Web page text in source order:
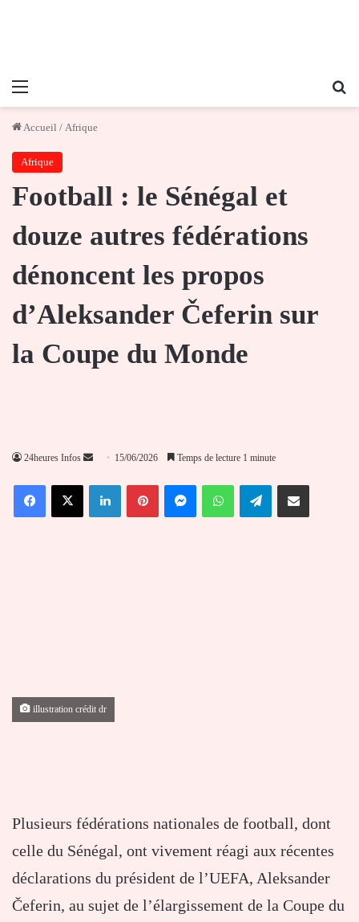
Menu
Accueil / Afrique
Afrique
Football : le Sénégal et
douze autres fédérations
dénoncent les propos
d’Aleksander Čeferin sur
la Coupe du Monde
24heures Infos
Envoyer
courriel
15/06/2026 Temps de lecture 1 minute
FacebookX LinkedinPinterestMessengerWhatsAppTelegramPartager par email
illustration crédit dr
Plusieurs fédérations nationales de football, dont
celle du Sénégal, ont vivement réagi aux récentes
déclarations du président de l’UEFA, Aleksander
Čeferin, au sujet de l’élargissement de la Coupe du